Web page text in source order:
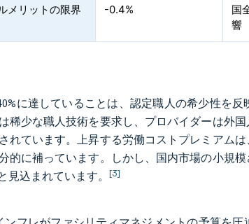
メリットの限界 -0.4%
国
響
に達していることは、認定職人の希少性を
稀少な職人技術を要求し、プロバイダーは外
れています。上昇する労働コストプレミアム
的に補っています。しかし、国内市場の小規
見込まれています。[3]